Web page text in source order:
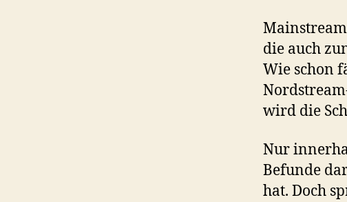
die auch
Wie schon
wird die
Nur
Befunde
hat. Doch